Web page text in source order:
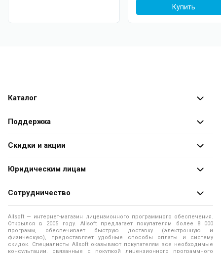
Купить
Каталог
Каталог программ
Поддержка
Оплата заказов
Доставка заказа
Помощь
Правила продажи
Политика использования файлов Cookie
Скидки и акции
Специальные
Юридическим лицам
Продажа программ юридическим лицам
О лицензировании программного обеспечения
Программы для компьютера
Контакты
Сотрудничество
О магазине
Адреса и телефоны
Новости
Allsoft — интернет-магазин лицензионного программного обеспечения.
Открылся в 2005 году. Allsoft предлагает покупателям более 8 000
программ, обеспечивает быструю доставку (электронную и
физическую), предоставляет удобные способы оплаты и систему
скидок. Специалисты Allsoft оказывают покупателям все необходимые
консультации, связанные с покупкой лицензионного программного